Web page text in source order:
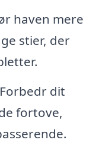
haven mere
stier, der
Forbedr dit
fortove,